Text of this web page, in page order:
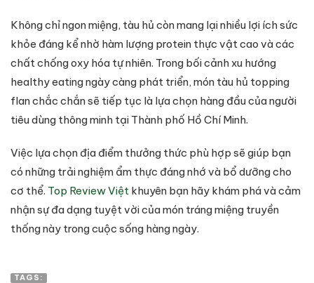
Không chỉ ngon miệng, tàu hủ còn mang lại nhiều lợi ích sức
khỏe đáng kể nhờ hàm lượng protein thực vật cao và các
chất chống oxy hóa tự nhiên. Trong bối cảnh xu hướng
healthy eating ngày càng phát triển, món tàu hủ topping
flan chắc chắn sẽ tiếp tục là lựa chọn hàng đầu của người
tiêu dùng thông minh tại Thành phố Hồ Chí Minh.
Việc lựa chọn địa điểm thưởng thức phù hợp sẽ giúp bạn
có những trải nghiệm ẩm thực đáng nhớ và bổ dưỡng cho
cơ thể. Top Review Việt khuyên bạn hãy khám phá và cảm
nhận sự đa dạng tuyệt vời của món tráng miệng truyền
thống này trong cuộc sống hàng ngày.
TAGS: